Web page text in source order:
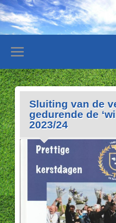
Sluiting van de
gedurende de
2023/24